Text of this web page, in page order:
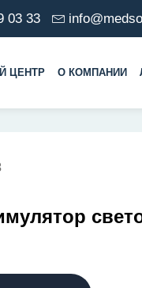
03 33
ЦЕНТР О КОМПАНИИ